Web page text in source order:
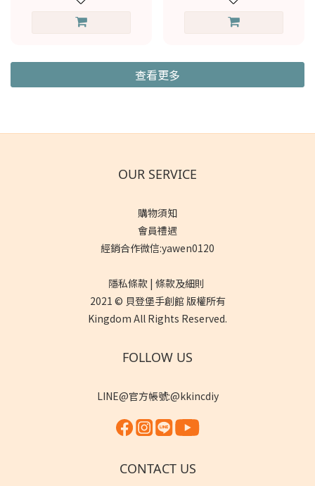
查看更多
OUR SERVICE
購物須知
會員禮遇
經銷合作微信:yawen0120
隱私條款 | 條款及細則
2021 © 貝登堡手創館 版權所有
Kingdom All Rights Reserved.
FOLLOW US
LINE@官方帳號:@kkincdiy
CONTACT US